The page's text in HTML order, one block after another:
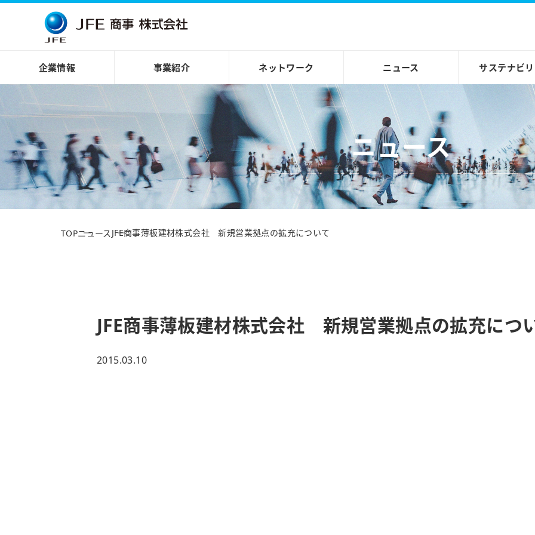
企業情報 事業紹介 ネットワーク ニュース サステナビ
ニュース
TOPニュースJFE商事薄板建材株式会社 新規営業拠点の拡充について
JFE商事薄板建材株式会社 新規営業拠点の拡充につ
2015.03.10